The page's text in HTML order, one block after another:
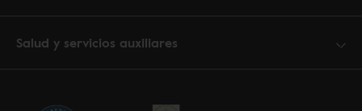
Salud y servicios auxiliares